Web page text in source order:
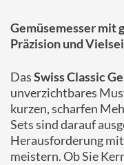
Gemüsemesser mit
Präzision und
DasSwiss Classic
unverzichtbares
kurzen, scharfen
Sets sind darauf
Herausforderung
meistern. Ob Sie